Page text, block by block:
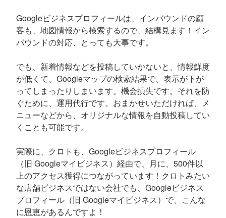
Googleビジネスプロフィールは、インバウンドの顧
客も、地図情報から検索するので、結構見ます！イン
バウンドの対応、とっても大事です。
でも、新着情報などを投稿していかないと、情報鮮度
が低くて、Googleマップの検索結果で、表示が下が
ってしまったりしまいます。機会損失です。それを防
ぐために、運用代行です。おまかせいただければ、メ
ニューなどから、オリジナルな情報を自動投稿してい
くことも可能です。
実際に、クロトも、Googleビジネスプロフィール
（旧 Googleマイビジネス）経由で、月に、500件以
上のアクセス獲得につながっています！クロトみたい
な店舗ビジネスではない会社でも、Googleビジネス
プロフィール（旧 Googleマイビジネス）で、こんな
に恩恵があるんですよ！